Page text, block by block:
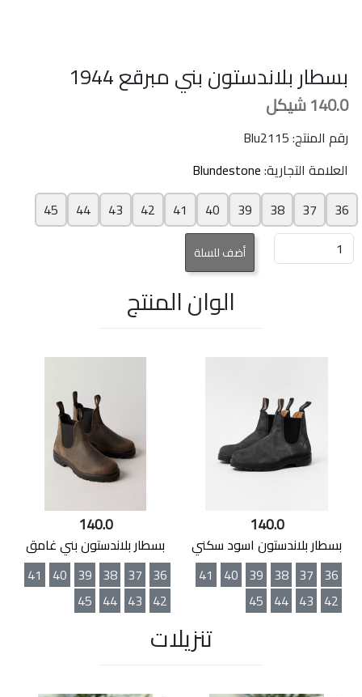
بسطار بلاندستون بني مبرقع 1944
140.0شيكل
رقم المنتج: Blu2115
العلامة التجارية:Blundestone
36
37
38
39
40
41
42
43
44
45
الوان المنتج
140.0
بسطار بلاندستون اسود سكني
36
37
38
39
40
41
42
43
44
45
140.0
بسطار بلاندستون بني غامق
36
37
38
39
40
41
42
43
44
45
تنزيلات